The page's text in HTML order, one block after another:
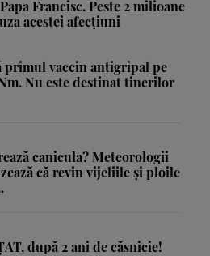
Francisc. Peste 2 milioane
acestei afecțiuni
primul vaccin antigripal pe
Nu este destinat tinerilor
canicula? Meteorologii
că revin vijeliile și ploile
după 2 ani de căsnicie!